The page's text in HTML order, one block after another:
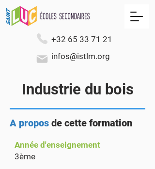
+32 65 33 71 21
infos@istlm.org
Industrie du bois
A propos de cette formation
Année d'enseignement
3ème